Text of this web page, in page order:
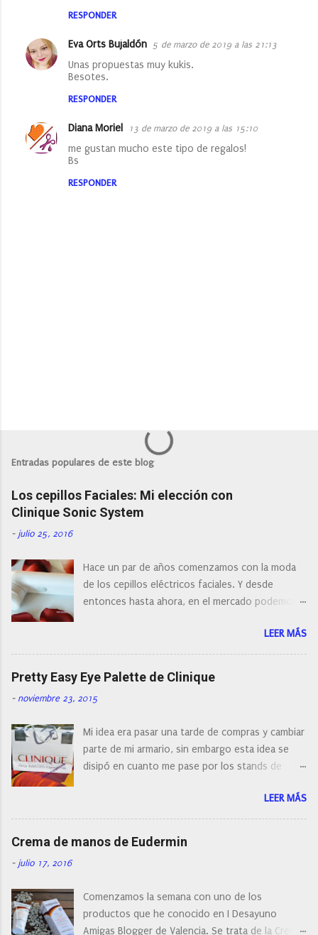
t
o
RESPONDER
Eva Orts Bujaldón 5 de marzo de 2019 a las 21:13
Unas propuestas muy kukis.
Besotes.
RESPONDER
Diana Moriel 13 de marzo de 2019 a las 15:10
me gustan mucho este tipo de regalos!
Bs
RESPONDER
l
a
r
u
n
o
m
e
n
t
a
o
Entradas populares de este blog
Los cepillos Faciales: Mi elección con
Clinique Sonic System
- julio 25, 2016
Hace un par de años comenzamos con la moda
de los cepillos eléctricos faciales. Y desde
entonces hasta ahora, en el mercado podemos
con diferentes características, a pilas, a batería,
cepillos de rotación o de oscilación... y
naturalmente de todos los precios. Existe en la
actualidad tal variedad, que antes de hacer la
compra debemos de hacernos unas preguntas:
post os voy a dar mi opinión de porque elegí mi
cepillo facial de Clinique
LEER MÁS
Pretty Easy Eye Palette de Clinique
- noviembre 23, 2015
Mi idea era pasar una tarde de compras y cambiar
parte de mi armario, sin embargo esta idea se
disipó en cuanto me pase por los stands de
resistirse a esta paleta de colores de Clinique.
LEER MÁS
Crema de manos de Eudermin
- julio 17, 2016
Comenzamos la semana con uno de los
productos que he conocido en I Desayuno
Amigas Blogger de Valencia. Se trata de la Crema